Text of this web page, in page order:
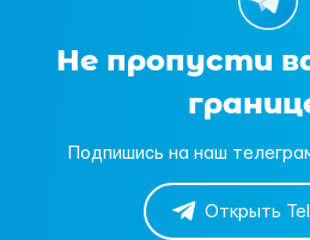
Не пропусти
Подпишись на наш
Открыть